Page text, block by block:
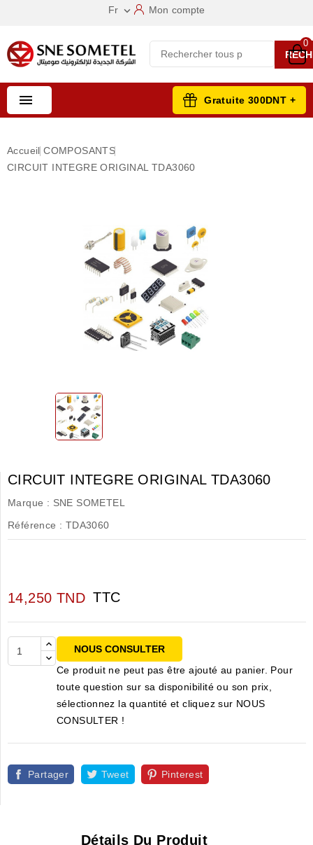
Fr  Mon compte
0
 Gratuite 300DNT +
Accueil COMPOSANTS
CIRCUIT INTEGRE ORIGINAL TDA3060
CIRCUIT INTEGRE ORIGINAL TDA3060
Marque : SNE SOMETEL
Référence : TDA3060
14,250 TND TTC
NOUS CONSULTER
Ce produit ne peut pas être ajouté au panier. Pour
toute question sur sa disponibilité ou son prix,
sélectionnez la quantité et cliquez sur NOUS
CONSULTER !
Partager Tweet Pinterest
Détails Du Produit